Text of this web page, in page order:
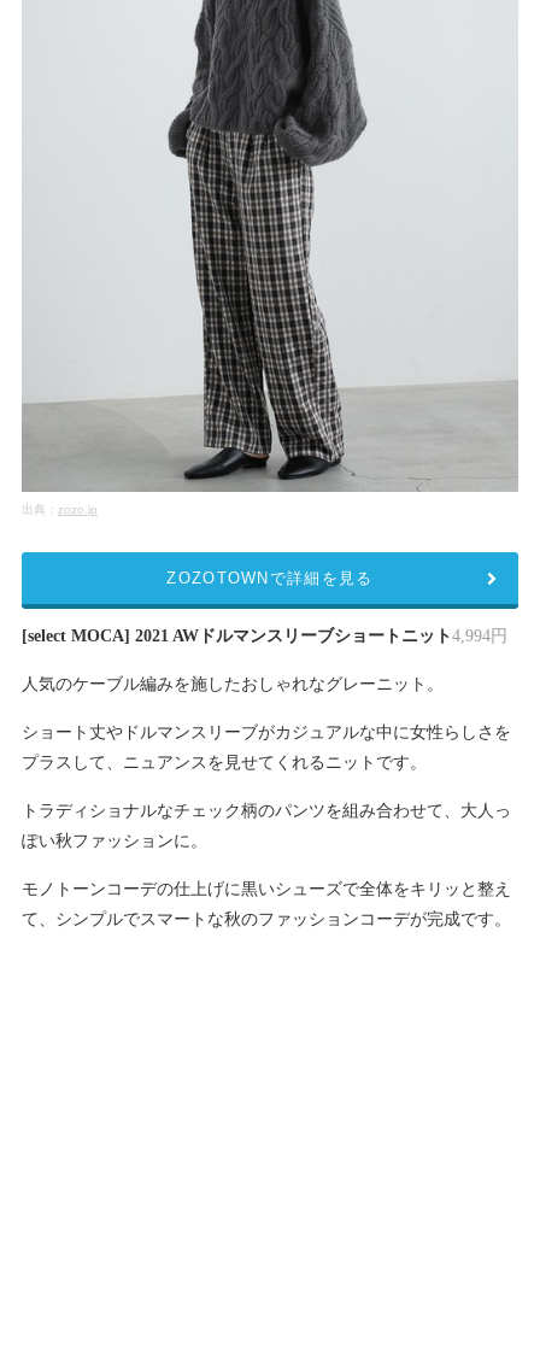
出典： zozo.jp
[select MOCA] 2021 AWドルマンスリーブショートニット4,994円
人気のケーブル編みを施したおしゃれなグレーニット。
ショート丈やドルマンスリーブがカジュアルな中に女性らしさを
プラスして、ニュアンスを見せてくれるニットです。
トラディショナルなチェック柄のパンツを組み合わせて、大人っ
ぽい秋ファッションに。
モノトーンコーデの仕上げに黒いシューズで全体をキリッと整え
て、シンプルでスマートな秋のファッションコーデが完成です。
ZOZOTOWNで詳細を見る